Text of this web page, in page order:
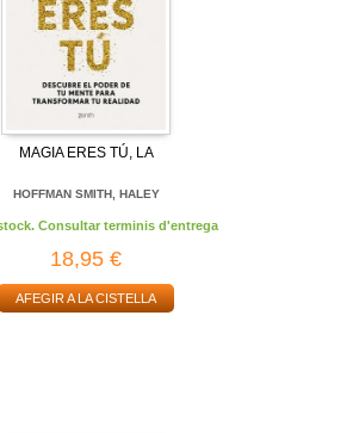
MAGIA ERES TÚ, LA
HOFFMAN SMITH, HALEY
Consultar terminis d'entrega
18,95 €
AFEGIR A LA CISTELLA